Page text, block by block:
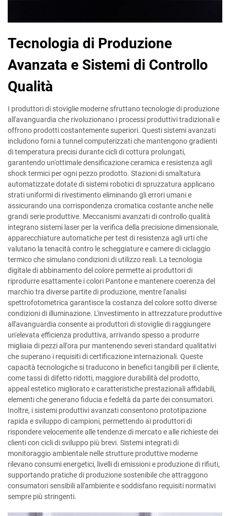
Tecnologia di Produzione
Avanzata e Sistemi di Controllo
Qualità
I produttori di stoviglie moderne sfruttano tecnologie di produzione
all'avanguardia che rivoluzionano i processi produttivi tradizionali e
offrono prodotti costantemente superiori. Questi sistemi avanzati
includono forni a tunnel computerizzati che mantengono gradienti
di temperatura precisi durante cicli di cottura prolungati,
garantendo un'ottimale densificazione ceramica e resistenza agli
shock termici per ogni pezzo prodotto. Stazioni di smaltatura
automatizzate dotate di sistemi robotici di spruzzatura applicano
strati uniformi di rivestimento eliminando gli errori umani e
assicurando una corrispondenza cromatica costante anche nelle
grandi serie produttive. Meccanismi avanzati di controllo qualità
integrano sistemi laser per la verifica della precisione dimensionale,
apparecchiature automatiche per test di resistenza agli urti che
valutano la tenacità contro le scheggiature e camere di ciclaggio
termico che simulano condizioni di utilizzo reali. La tecnologia
digitale di abbinamento del colore permette ai produttori di
riprodurre esattamente i colori Pantone e mantenere coerenza del
marchio tra diverse partite di produzione, mentre l'analisi
spettrofotometrica garantisce la costanza del colore sotto diverse
condizioni di illuminazione. L'investimento in attrezzature produttive
all'avanguardia consente ai produttori di stoviglie di raggiungere
un'elevata efficienza produttiva, arrivando spesso a produrre
migliaia di pezzi all'ora pur mantenendo severi standard qualitativi
che superano i requisiti di certificazione internazionali. Queste
capacità tecnologiche si traducono in benefici tangibili per il cliente,
come tassi di difetto ridotti, maggiore durabilità del prodotto,
appeal estetico migliorato e caratteristiche prestazionali affidabili,
elementi che generano fiducia e fedeltà da parte dei consumatori.
Inoltre, i sistemi produttivi avanzati consentono prototipazione
rapida e sviluppo di campioni, permettendo ai produttori di
rispondere velocemente alle tendenze di mercato e alle richieste dei
clienti con cicli di sviluppo più brevi. Sistemi integrati di
monitoraggio ambientale nelle strutture produttive moderne
rilevano consumi energetici, livelli di emissioni e produzione di rifiuti,
supportando pratiche di produzione sostenibile che attraggono
consumatori sensibili all'ambiente e soddisfano requisiti normativi
sempre più stringenti.